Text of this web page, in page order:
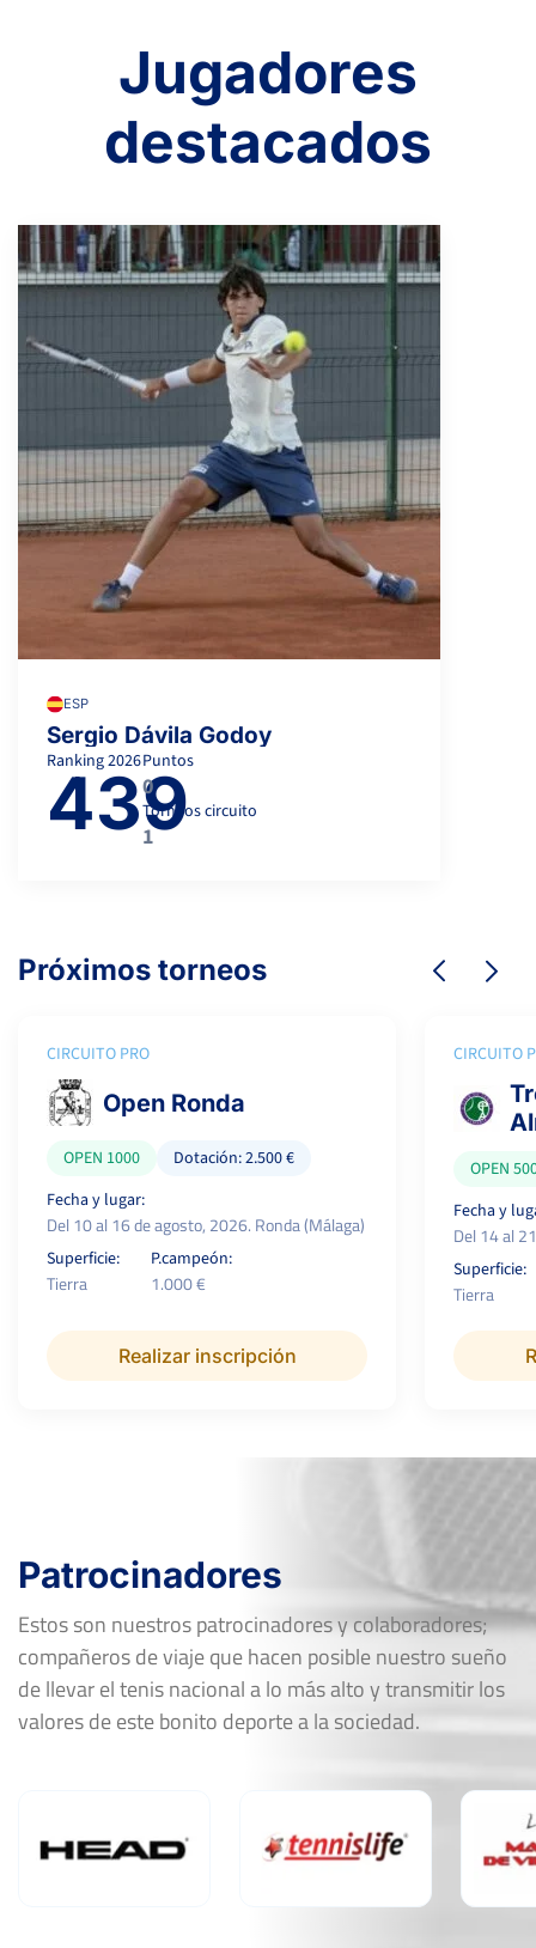
Jugadores
destacados
ESP
Sergio Dávila Godoy
Ranking2026
439
Puntos
0
Torneos circuito
1
Próximos torneos
CIRCUITO PRO
Open Ronda
OPEN 1000
Dotación: 2.500 €
Fecha y lugar:
Del 10 al 16 de agosto, 2026. Ronda (Málaga)
Superficie:
Tierra
P.campeón:
1.000 €
Realizar inscripción
CIRCUITO
OPEN
Fecha y
Del 14 al
Superficie:
Tierra
Patrocinadores
Estos son nuestros patrocinadores y colaboradores;
compañeros de viaje que hacen posible nuestro sueño
de llevar el tenis nacional a lo más alto y transmitir los
valores de este bonito deporte a la sociedad.